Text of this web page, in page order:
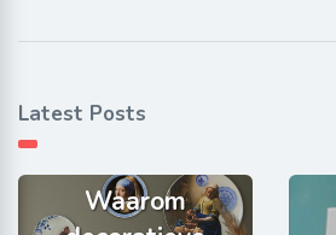
Latest Posts
Waarom